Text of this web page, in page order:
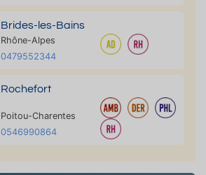
Brides-les-Bains
Rhône-Alpes
0479552344
Rochefort
Poitou-Charentes
0546990864